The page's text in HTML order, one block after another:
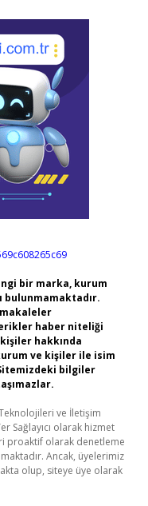
bir marka, kurum
bulunmamaktadır.
makaleler
haber niteliği
hakkında
ve kişiler ile isim
bilgiler
ve İletişim
Sağlayıcı olarak hizmet
proaktif olarak denetleme
Ancak, üyelerimiz
olup, siteye üye olarak